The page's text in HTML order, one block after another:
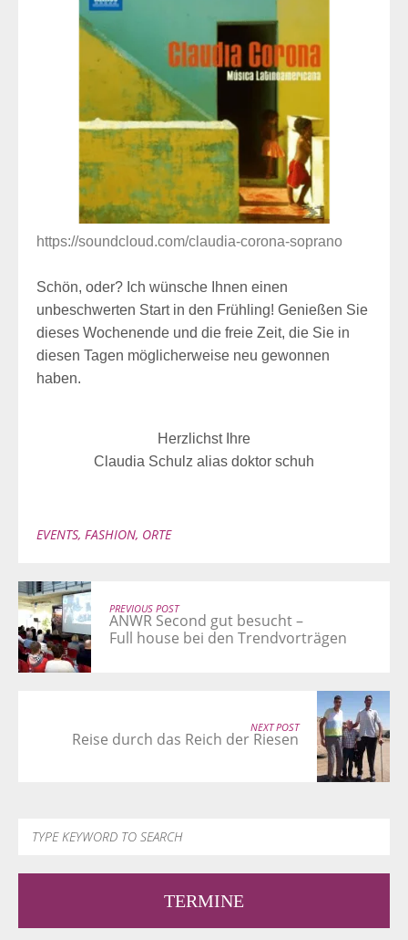
https://soundcloud.com/claudia-corona-soprano
Schön, oder? Ich wünsche Ihnen einen
unbeschwerten Start in den Frühling! Genießen Sie
dieses Wochenende und die freie Zeit, die Sie in
diesen Tagen möglicherweise neu gewonnen
haben.
Herzlichst Ihre
Claudia Schulz alias doktor schuh
EVENTS, FASHION, ORTE
PREVIOUS POST
ANWR Second gut besucht –
Full house bei den Trendvorträgen
NEXT POST
Reise durch das Reich der Riesen
TERMINE